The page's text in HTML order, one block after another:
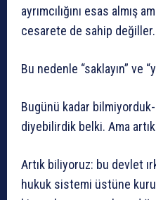
ayrımcılığını esas almış
cesarete de sahip değiller.
Bu nedenle “saklayın” ve
Bugünü kadar
diyebilirdik belki. Ama
Artık biliyoruz: bu devlet
hukuk sistemi üstüne